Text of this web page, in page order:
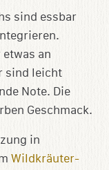
sind essbar
an
sind leicht
Note. Die
Geschmack.
in
Wildkräuter-